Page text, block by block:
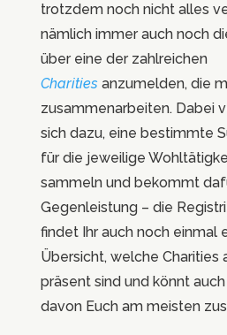
trotzdem noch nicht alles
nämlich immer auch noch
über eine der zahlreichen
Charitiesanzumelden, die
zusammenarbeiten. Dabei
sich dazu, eine bestimmte
für die jeweilige
sammeln und bekommt
Gegenleistung – die
findet Ihr auch noch einmal
Übersicht, welche Charities
präsent sind und könnt
davon Euch am meisten